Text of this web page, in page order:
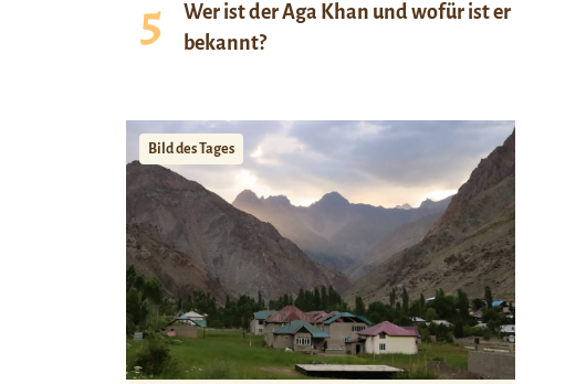
Wer ist der Aga Khan und wofür ist er
bekannt?
Bild des Tages